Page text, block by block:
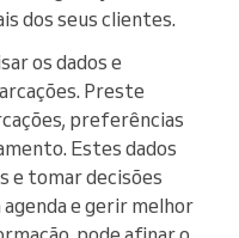
dos seus clientes.
os dados e
Preste
preferências
Estes dados
e tomar decisões
e gerir melhor